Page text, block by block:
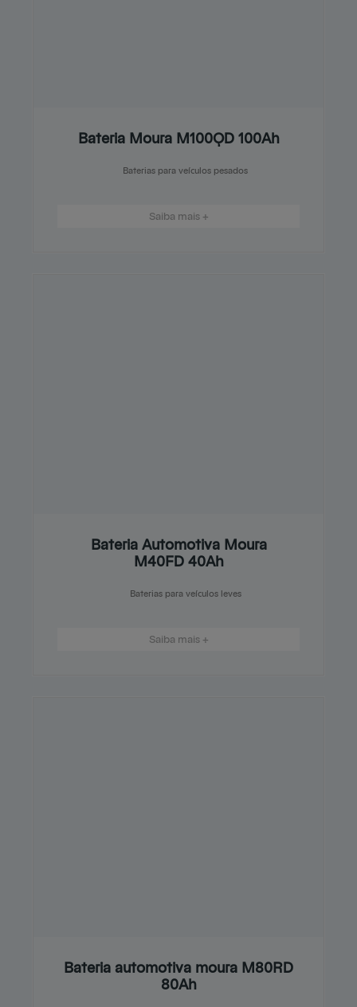
Bateria Moura M100QD 100Ah
Baterias para veículos pesados
Saiba mais +
Bateria Automotiva Moura
M40FD 40Ah
Baterias para veículos leves
Saiba mais +
Bateria automotiva moura M80RD
80Ah